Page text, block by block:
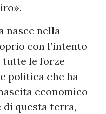
nasce nella
con l’intento
le forze
politica che ha
economico
di questa terra,